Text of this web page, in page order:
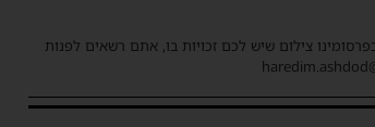
צילום שיש לכם זכויות בו, אתם רשאים לפנות